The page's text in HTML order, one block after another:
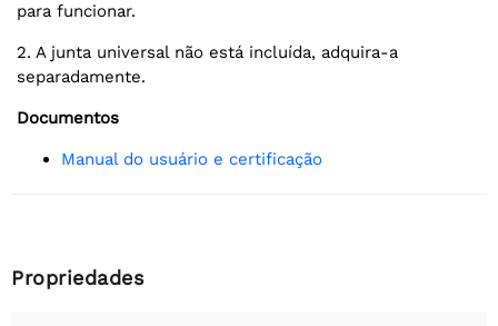
para funcionar.
2. A junta universal não está incluída, adquira-a
separadamente.
Documentos
Manual do usuário e certificação
Propriedades